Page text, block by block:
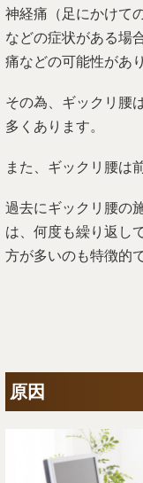
神経痛（足にかけて
などの症状がある場
痛などの可能性があ
その為、ギックリ腰
多くあります。
また、ギックリ腰は
過去にギックリ腰の
は、何度も繰り返し
方が多いのも特徴的
原因